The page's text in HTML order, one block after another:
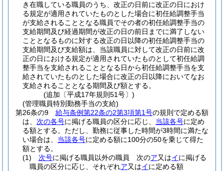
き在職している職員のうち、改正の日前に改正の日におけ
る規定が適用されていたものとした場合に初任給調整手当
が支給されることとなる職員でその者の初任給調整手当の
支給期間及び経過期間が改正の日の前日までに満了しない
こととなるものに対する改正の日以降の初任給調整手当の
支給期間及び支給額は、当該職員に対して改正の日前に改
正の日における規定が適用されていたものとして初任給調
整手当を支給されることとなる日から初任給調整手当を支
給されていたものとした場合に改正の日以降においてなお
支給されることとなる期間及び額とする。
(追加〔平成17年規則51号〕)
(管理職員特別勤務手当の支給)
第26条の9
給与条例第22条の2第3項第1号の規則で定める額
は、 次の各号に掲げる職員の区分に応じ、 当該各号に定め
る額とする。 ただし、勤務に従事した時間が3時間に満たな
い場合は、 当該各号に定める額に100分の50を乗じて得た
額とする。
(1)
次号に掲げる職員以外の職員 次のア又はイに掲げる
職員の区分に応じ、それぞれア又はイに定める額